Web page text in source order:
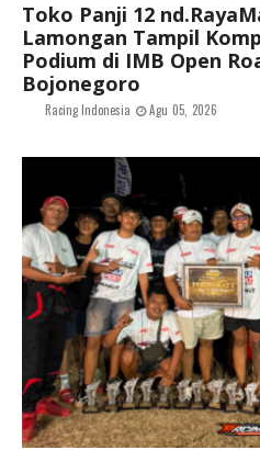
Toko Panji 12
Lamongan Tampil
Podium di IMB Open
Bojonegoro
Racing Indonesia Agu 05, 2026